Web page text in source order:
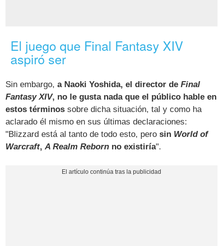
El juego que Final Fantasy XIV
aspiró ser
Sin embargo,a Naoki Yoshida, el director deFinal
Fantasy XIV, no le gusta nada que el público hable en
estos términos sobre dicha situación, tal y como ha
aclarado él mismo en sus últimas declaraciones:
"Blizzard está al tanto de todo esto, perosin World of
Warcraft,A Realm Reborn no existiría".